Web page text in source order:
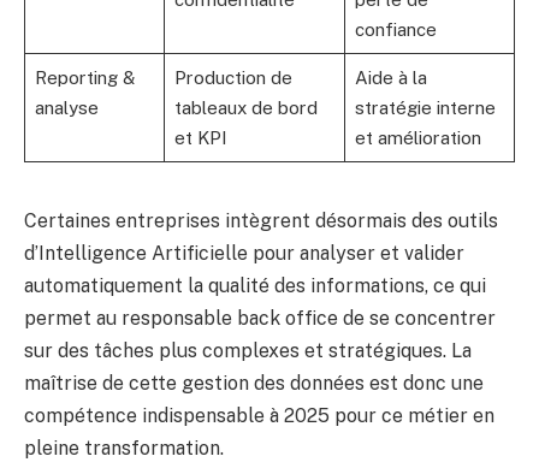
confiance
Reporting &
analyse
Production de
tableaux de bord
et KPI
Aide à la
stratégie interne
et amélioration
Certaines entreprises intègrent désormais des outils
d’Intelligence Artificielle pour analyser et valider
automatiquement la qualité des informations, ce qui
permet au responsable back office de se concentrer
sur des tâches plus complexes et stratégiques. La
maîtrise de cette gestion des données est donc une
compétence indispensable à 2025 pour ce métier en
pleine transformation.